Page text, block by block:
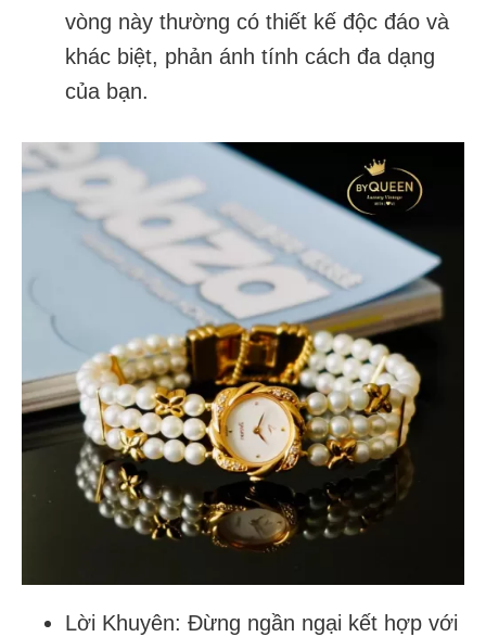
vòng này thường có thiết kế độc đáo và
khác biệt, phản ánh tính cách đa dạng
của bạn.
Lời Khuyên: Đừng ngần ngại kết hợp với